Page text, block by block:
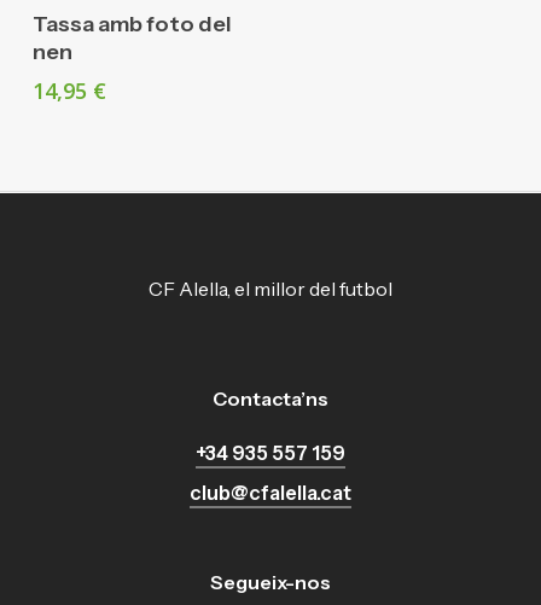
Afegeix A La Cistella
Tassa amb foto del
nen
14,95 €
CF Alella, el millor del futbol
Contacta’ns
+34 935 557 159
club@cfalella.cat
Segueix-nos